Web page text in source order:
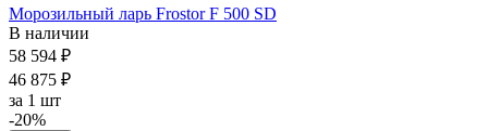
Морозильный ларь Frostor F 500 SD
В наличии
58 594 ₽
46 875 ₽
за 1 шт
-20%